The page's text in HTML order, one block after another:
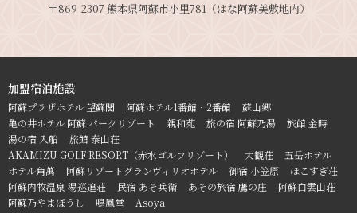
〒869-2307 熊本県阿蘇市小里781（はな阿蘇美敷地内）
加盟宿泊施設
阿蘇プラザホテル 望蘇閣 阿蘇ホテル1番館・2番館
蘇山郷
亀の井ホテル 阿蘇 パークリゾート
親和苑 旅の宿 阿蘇乃湯
旅館 金時
湯の宿 入船
旅館 泰山荘
AKAMIZU GOLF RESORT（赤水ゴルフリゾート）
大観荘
五岳ホテル
ホテル角萬
阿蘇リゾートグランヴィリオホテル 御宿 小笠原
ほこすぎ荘
阿蘇内牧温泉 湯巡追荘
民宿 あそ兵衛 あその旅宿 鷹の庄
阿蘇白雲山荘
阿蘇乃やまぼうし
鳴鳳堂 Asoya